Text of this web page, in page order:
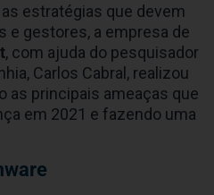
estratégias que devem
e gestores, a empresa de
, com ajuda do pesquisador
Carlos Cabral, realizou
as principais ameaças que
em 2021 e fazendo uma